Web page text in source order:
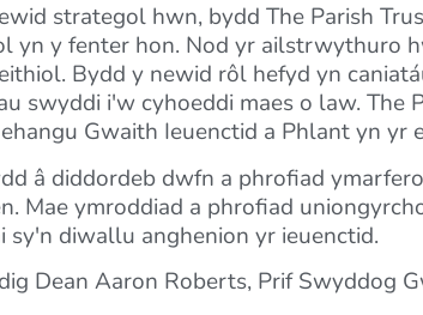
strategol hwn, bydd The Parish
yn y fenter hon. Nod yr ailstrwythuro
Bydd y newid rôl hefyd yn
swyddi i'w cyhoeddi maes o law.
Gwaith Ieuenctid a Phlant yn
â diddordeb dwfn a phrofiad
Mae ymroddiad a phrofiad
sy'n diwallu anghenion yr ieuenctid.
Dean Aaron Roberts, Prif Swyddog